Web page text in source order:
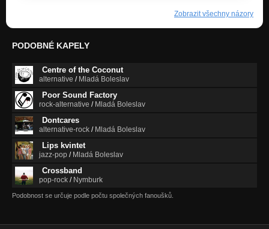
Zobrazit všechny názory
PODOBNÉ KAPELY
Centre of the Coconut
alternative / Mladá Boleslav
Poor Sound Factory
rock-alternative / Mladá Boleslav
Dontcares
alternative-rock / Mladá Boleslav
Lips kvintet
jazz-pop / Mladá Boleslav
Crossband
pop-rock / Nymburk
Podobnost se určuje podle počtu společných fanoušků.